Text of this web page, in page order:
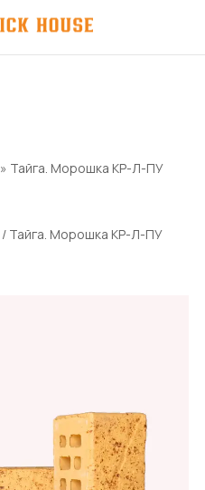
» Тайга. Морошка КР-Л-ПУ
/ Тайга. Морошка КР-Л-ПУ